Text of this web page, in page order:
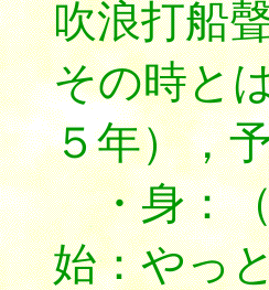
吹浪打船
その時と
５年），
・身：（
始：やっ